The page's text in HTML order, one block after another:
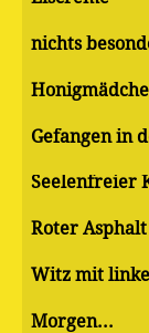
nichts
Gefangen in
Seelenfreier
Roter Asphalt
Witz mit
Morgen...